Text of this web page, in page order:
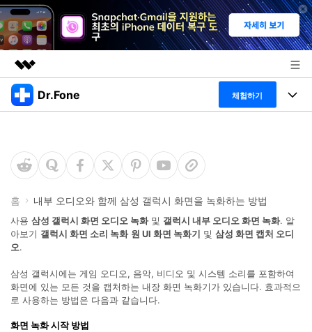
주요 제품
개요
솔루션
회사 소개
뉴스룸
플랜 및 가격
도움말 센터
Dr.Fone 체험하기
특징
폴 툴킷 보기 >
프로그램
데스크탑
모바일
더 보기
탐색 및 발견
닥터폰 하이라이트 살펴보기
고객 지원 센터
리소스
다운로드 센터
합니다.
🔓️온라인 잠금 해제
iOS26 다운그레이드
홈 내부 오디오와 함께 삼성 갤럭시 화면을 녹화하는 방법
사용 삼성 갤럭시 화면 오디오 녹화및 갤럭시 내부 오디오 화면 녹화. 알
아보기 갤럭시 화면 소리 녹화 원 UI 화면 녹화기 및 삼성 화면 캡처 오디
오.
삼성 갤럭시에는 게임 오디오, 음악, 비디오 및 시스템 소리를 포함하여
화면에 있는 모든 것을 캡처하는 내장 화면 녹화기가 있습니다. 효과적으
로 사용하는 방법은 다음과 같습니다.
화면 녹화 시작 방법